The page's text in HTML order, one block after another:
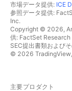
市場データ提供: ICE
参照データ提供:
Inc.
Copyright © 2026,
供: FactSet
SEC提出書類および
© 2026
主要プロダクト